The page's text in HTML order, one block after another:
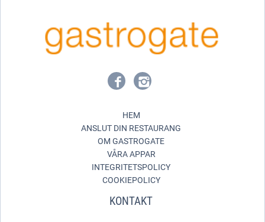
HEM
ANSLUT DIN RESTAURANG
OM GASTROGATE
VÅRA APPAR
INTEGRITETSPOLICY
COOKIEPOLICY
KONTAKT